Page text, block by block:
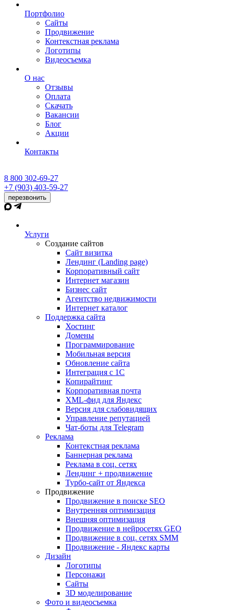
Портфолио
Сайты
Продвижение
Контекстная реклама
Логотипы
Видеосъемка
О нас
Отзывы
Оплата
Скачать
Вакансии
Блог
Акции
Контакты
8 800 302-69-27
+7 (903) 403-59-27
перезвонить
Услуги
Создание сайтов
Сайт визитка
Лендинг (Landing page)
Корпоративный сайт
Интернет магазин
Бизнес сайт
Агентство недвижимости
Интернет каталог
Поддержка сайта
Хостинг
Домены
Программирование
Мобильная версия
Обновление сайта
Интеграция с 1С
Копирайтинг
Корпоративная почта
XML-фид для Яндекс
Версия для слабовидящих
Управление репутацией
Чат-боты для Telegram
Реклама
Контекстная реклама
Баннерная реклама
Реклама в соц. сетях
Лендинг + продвижение
Турбо-сайт от Яндекса
Продвижение
Продвижение в поиске SEO
Внутренняя оптимизация
Внешняя оптимизация
Продвижение в нейросетях GEO
Продвижение в соц. сетях SMM
Продвижение - Яндекс карты
Дизайн
Логотипы
Персонажи
Сайты
3D моделирование
Фото и видеосъемка